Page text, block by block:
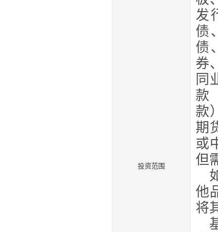
投资范围
发
债
债
券
同
款
款
期
或
但
他
将